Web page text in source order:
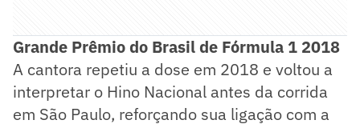
Grande Prêmio do Brasil de Fórmula 1 2018
A cantora repetiu a dose em 2018 e voltou a
interpretar o Hino Nacional antes da corrida
em São Paulo, reforçando sua ligação com a